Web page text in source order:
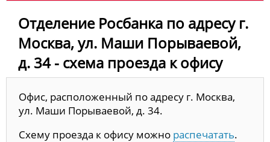
Отделение Росбанка по адресу г.
Москва, ул. Маши Порываевой,
д. 34 - схема проезда к офису
Офис, расположенный по адресу г. Москва,
ул. Маши Порываевой, д. 34.
Схему проезда к офису можно распечатать.